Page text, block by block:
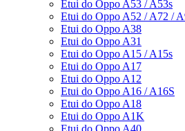
Etui do Oppo A53 / A53s
Etui do Oppo A52 / A72 /
Etui do Oppo A38
Etui do Oppo A31
Etui do Oppo A15 / A15s
Etui do Oppo A17
Etui do Oppo A12
Etui do Oppo A16 / A16S
Etui do Oppo A18
Etui do Oppo A1K
Etui do Oppo A40